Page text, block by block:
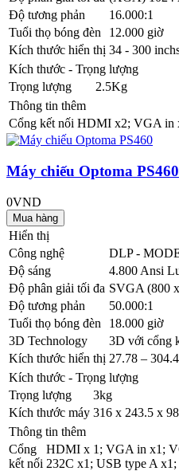
Độ tương phản
16.000:1
Tuổi thọ bóng đèn
12.000 giờ
Kích thước hiển thị 34 - 300
Kích thước - Trọng lượng
Trọng lượng
2.5Kg
Thông tin thêm
Cổng kết nối HDMI x2; VGA in
Máy chiếu Optoma PS460
0VND
Hiển thị
Công nghệ
DLP -
Độ sáng
4.800 Ansi
Độ phân giải tối đa SVGA (800
Độ tương phản
50.000:1
Tuổi thọ bóng đèn
18.000 giờ
3D Technology
3D với cổng
Kích thước hiển thị 27.78 –
Kích thước - Trọng lượng
Trọng lượng
3kg
Kích thước máy 316 x 243.5 x
Thông tin thêm
Cổng
kết nối
HDMI x 1; VGA in x1;
232C x1; USB type A